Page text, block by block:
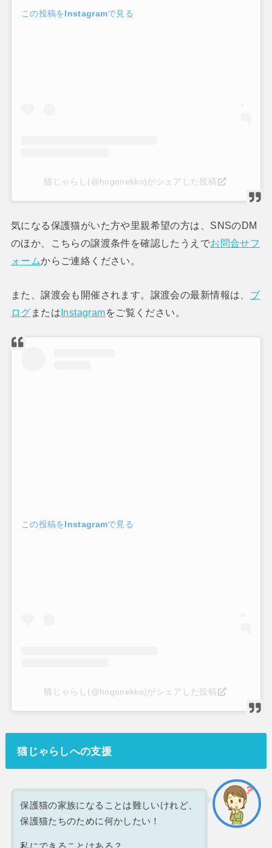
この投稿をInstagramで見る
猫じゃらし(@hogonekko)がシェアした投稿
気になる保護猫がいた方や里親希望の方は、SNSのDM
のほか、こちらの譲渡条件を確認したうえでお問合せフ
ォームからご連絡ください。
また、譲渡会も開催されます。譲渡会の最新情報は、 ブ
ログ またはInstagramをご覧ください。
この投稿をInstagramで見る
猫じゃらし(@hogonekko)がシェアした投稿
猫じゃらしへの支援
保護猫の家族になることは難しいけれど、
保護猫たちのために何かしたい！